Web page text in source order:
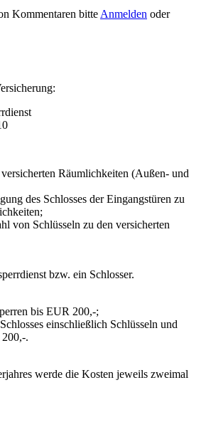
Kommentaren bitte Anmelden oder
versicherten Räumlichkeiten (Außen- und
des Schlosses der Eingangstüren zu
von Schlüsseln zu den versicherten
bzw. ein Schlosser.
bis EUR 200,-;
einschließlich Schlüsseln und
.
werde die Kosten jeweils zweimal